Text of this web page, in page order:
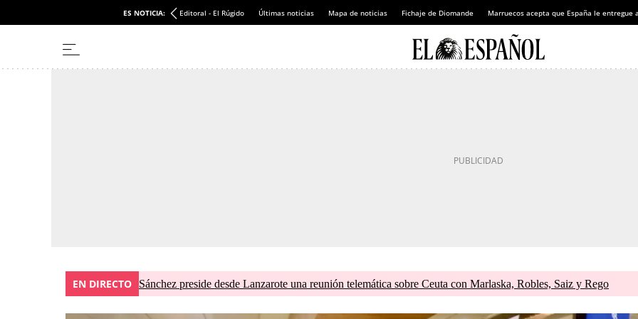
ES NOTICIA: Editoral - El Rúgido Últimas noticias Mapa de noticias Fichaje de Diomande Marruecos acepta que España le entregue
EN DIRECTO Sánchez preside desde Lanzarote una reunión telemática sobre Ceuta con Marlaska, Robles, Saiz y Rego